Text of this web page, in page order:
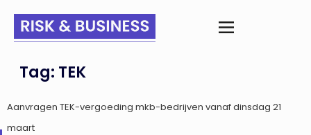
Tag: TEK
Aanvragen TEK-vergoeding mkb-bedrijven vanaf dinsdag 21
maart